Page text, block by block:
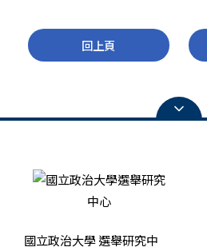
回上頁
國立政治大學 選舉研究中